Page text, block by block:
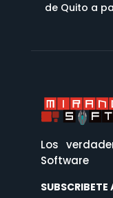
de Quito a
Los
Software
SUBSCRIBETE